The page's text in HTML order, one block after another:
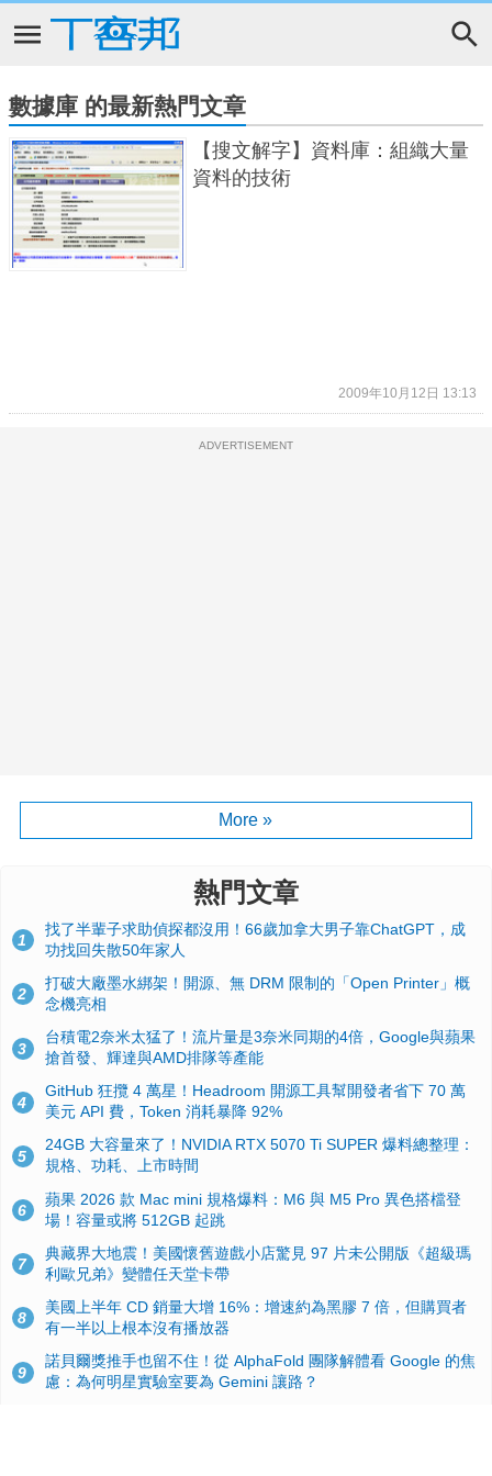
數據庫 的最新熱門文章
【搜文解字】資料庫：組織大量
資料的技術
2009年10月12日 13:13
ADVERTISEMENT
More »
熱門文章
1
找了半輩子求助偵探都沒用！66歲加拿大男子靠ChatGPT，成
功找回失散50年家人
2
打破大廠墨水綁架！開源、無 DRM 限制的「Open Printer」概
念機亮相
3
台積電2奈米太猛了！流片量是3奈米同期的4倍，Google與蘋果
搶首發、輝達與AMD排隊等產能
4
GitHub 狂攬 4 萬星！Headroom 開源工具幫開發者省下 70 萬
美元 API 費，Token 消耗暴降 92%
5
24GB 大容量來了！NVIDIA RTX 5070 Ti SUPER 爆料總整理：
規格、功耗、上市時間
6
蘋果 2026 款 Mac mini 規格爆料：M6 與 M5 Pro 異色搭檔登
場！容量或將 512GB 起跳
7
典藏界大地震！美國懷舊遊戲小店驚見 97 片未公開版《超級瑪
利歐兄弟》變體任天堂卡帶
8
美國上半年 CD 銷量大增 16%：增速約為黑膠 7 倍，但購買者
有一半以上根本沒有播放器
9
諾貝爾獎推手也留不住！從 AlphaFold 團隊解體看 Google 的焦
慮：為何明星實驗室要為 Gemini 讓路？